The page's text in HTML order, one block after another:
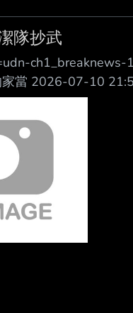
隊抄武
當 2026-07-10
天橋的家當被當成垃
垃圾車前擋風玻璃，
辦。 警方今天早上10